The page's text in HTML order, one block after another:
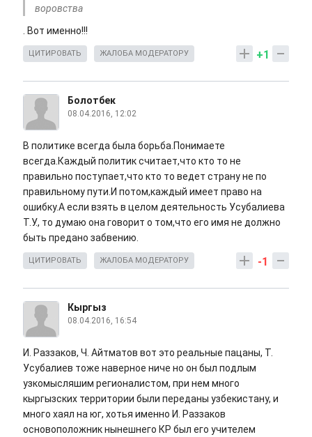
воровства
. Вот именно!!!
+1
ЦИТИРОВАТЬ ЖАЛОБА МОДЕРАТОРУ
Болотбек
08.04.2016, 12:02
В политике всегда была борьба.Понимаете
всегда.Каждый политик считает,что кто то не
правильно поступает,что кто то ведет страну не по
правильному пути.И потом,каждый имеет право на
ошибку.А если взять в целом деятельность Усубалиева
Т.У., то думаю она говорит о том,что его имя не должно
быть предано забвению.
-1
ЦИТИРОВАТЬ ЖАЛОБА МОДЕРАТОРУ
Кыргыз
08.04.2016, 16:54
И. Раззаков, Ч. Айтматов вот это реальные пацаны, Т.
Усубалиев тоже наверное ниче но он был подлым
узкомысляшим регионалистом, при нем много
кыргызских территории были переданы узбекистану, и
много хаял на юг, хотья именно И. Раззаков
основоположник нынешнего КР был его учителем